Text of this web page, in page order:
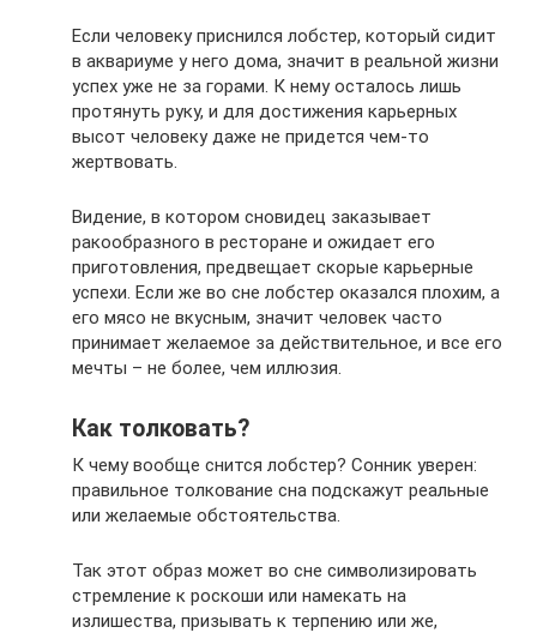
Если человеку приснился лобстер, который сидит
в аквариуме у него дома, значит в реальной жизни
успех уже не за горами. К нему осталось лишь
протянуть руку, и для достижения карьерных
высот человеку даже не придется чем-то
жертвовать.
Видение, в котором сновидец заказывает
ракообразного в ресторане и ожидает его
приготовления, предвещает скорые карьерные
успехи. Если же во сне лобстер оказался плохим, а
его мясо не вкусным, значит человек часто
принимает желаемое за действительное, и все его
мечты – не более, чем иллюзия.
Как толковать?
К чему вообще снится лобстер? Сонник уверен:
правильное толкование сна подскажут реальные
или желаемые обстоятельства.
Так этот образ может во сне символизировать
стремление к роскоши или намекать на
излишества, призывать к терпению или же,